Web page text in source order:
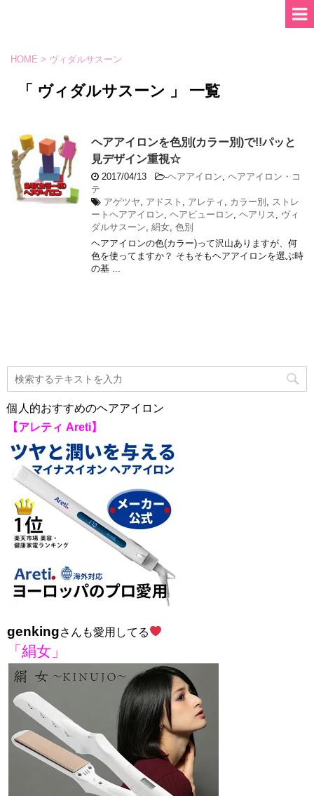
HOME > ヴィダルサスーン
「 ヴィダルサスーン 」 一覧
ヘアアイロンを色別(カラー別)で!!パッと
見デザイン重視☆
2017/04/13 -ヘアアイロン ヘアアイロン・コ
テ
アゲツヤ
アドスト アレティ カラー別
ストレ
ートヘアアイロン ヘアビューロン ヘアリス
ヴィ
ダルサスーン 絹女 色別
ヘアアイロンの色(カラー)って沢山ありますが、何
色を使ってますか？ そもそもヘアアイロンを選ぶ時
の基 ...
個人的おすすめのヘアアイロン
【アレティ Areti】
genkingさんも愛用してる
「絹女」